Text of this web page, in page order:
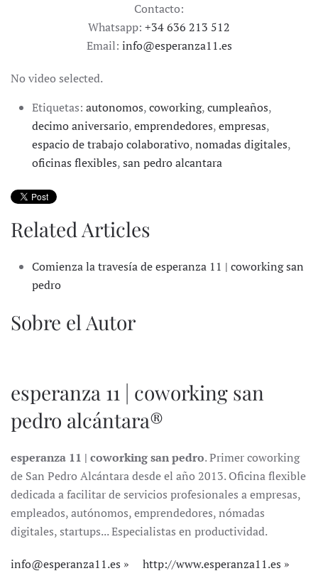
Contacto:
Whatsapp: +34 636 213 512
Email: info@esperanza11.es
No video selected.
Etiquetas: autonomos,coworking,cumpleaños,
decimo aniversario,emprendedores,empresas,
espacio de trabajo colaborativo,nomadas digitales,
oficinas flexibles,san pedro alcantara
Related Articles
Comienza la travesía de esperanza 11 | coworking san
pedro
Sobre el Autor
esperanza 11 | coworking san
pedro alcántara®
esperanza 11 | coworking san pedro. Primer coworking
de San Pedro Alcántara desde el año 2013. Oficina flexible
dedicada a facilitar de servicios profesionales a empresas,
empleados, autónomos, emprendedores, nómadas
digitales, startups... Especialistas en productividad.
info@esperanza11.es http://www.esperanza11.es